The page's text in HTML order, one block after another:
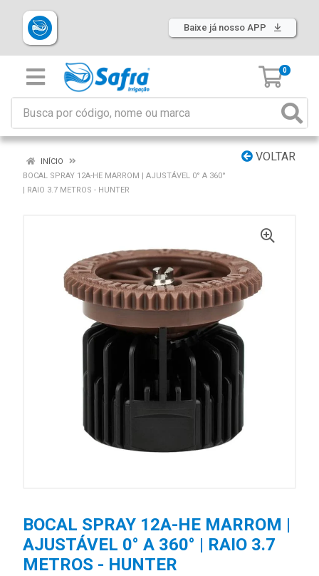
Baixe já nosso APP
0
VOLTAR
INÍCIO
BOCAL SPRAY 12A-HE MARROM | AJUSTÁVEL 0° A 360°
| RAIO 3.7 METROS - HUNTER
BOCAL SPRAY 12A-HE MARROM |
AJUSTÁVEL 0° A 360° | RAIO 3.7
METROS - HUNTER